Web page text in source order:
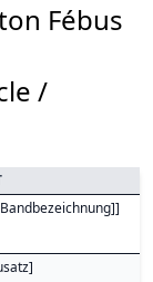
Fébus
/
]
]